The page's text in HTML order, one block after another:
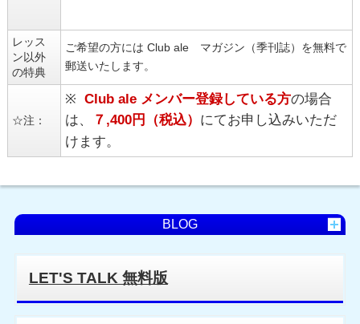
レッス
ン以外
の特典
ご希望の方には Club ale マガジン（季刊誌）を無料で
郵送いたします。
☆注：
※ Club ale メンバー登録している方の場合
は、
７ ,400円（税込） にてお申し込みいただ
けます。
BLOG
LET'S TALK 無料版